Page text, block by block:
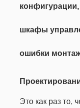
шкафы
ошибки
Это как раз то,